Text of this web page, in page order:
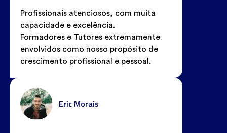
Profissionais atenciosos, com muita
capacidade e excelência.
Formadores e Tutores extremamente
envolvidos como nosso propósito de
crescimento profissional e pessoal.
Eric Morais